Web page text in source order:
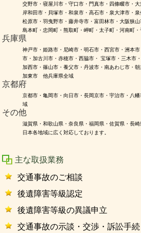
交野市・寝屋川市・守口市・門真市・四條畷市・
岸和田市・貝塚市・和泉市・高石市・泉大津市・
松原市・羽曳野市・藤井寺市・富田林市・大阪狭
島本町・忠岡町・熊取町・岬町・太子町・河南町
兵庫県
神戸市・姫路市・尼崎市・明石市・西宮市・洲本
市・加古川市・赤穂市・西脇市・ 宝塚市・三木市
加西市・篠山市・養父市・丹波市・南あわじ市・
加東市 他兵庫県全域
京都府
京都市・亀岡市・向日市・長岡京市・宇治市・八
域
その他
滋賀県・和歌山県・奈良県・福岡県・佐賀県・長
日本各地域に広く対応しております。
主な取扱業務
交通事故のご相談
後遺障害等級認定
後遺障害等級の異議申立
交通事故の示談・交渉・訴訟手続